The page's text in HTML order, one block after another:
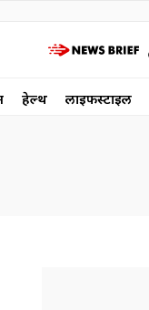
हेल्थ लाईफस्टाईल